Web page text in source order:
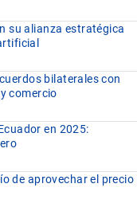
su alianza estratégica
bilaterales con
comercio
en 2025:
de aprovechar el precio